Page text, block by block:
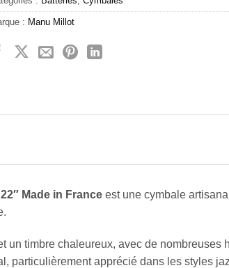
: Manu Millot
Made in France est une cymbale
un timbre chaleureux, avec de nombreuses
particulièrement apprécié dans les styles